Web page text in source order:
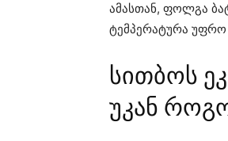
ამასთან, ფოლგა
ტემპერატურა უფრო
სითბოს
უკან